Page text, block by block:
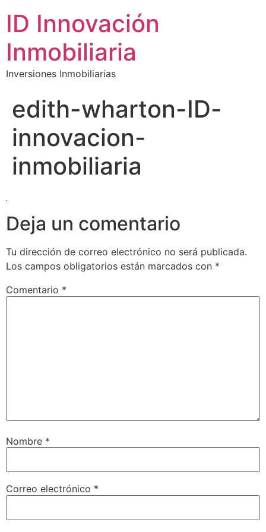
ID Innovación
Inmobiliaria
Inversiones Inmobiliarias
edith-wharton-ID-
innovacion-
inmobiliaria
Deja un comentario
Tu dirección de correo electrónico no será publicada.
Los campos obligatorios están marcados con *
Comentario *
Nombre *
Correo electrónico *